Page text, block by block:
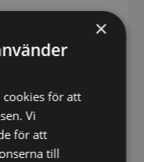
som
vid 105°.
×
cookies för att
Vi
för att
till